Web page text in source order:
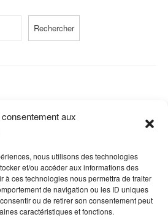
aux
nous utilisons des technologies
et/ou accéder aux informations des
à ces technologies nous permettra de traiter
de navigation ou les ID uniques
ou de retirer son consentement peut
caractéristiques et fonctions.
Rechercher
offre-t-on des fleurs ?
cactus ?
des mères ?
séchées